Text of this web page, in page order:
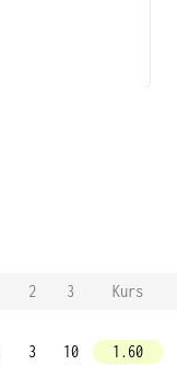
2 3
Kurs
3
10
1.60